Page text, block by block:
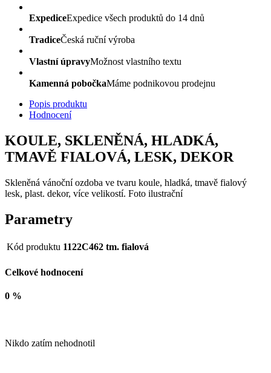
ExpediceExpedice všech produktů do 14 dnů
TradiceČeská ruční výroba
Vlastní úpravyMožnost vlastního textu
Kamenná pobočkaMáme podnikovou prodejnu
Popis produktu
Hodnocení
KOULE, SKLENĚNÁ, HLADKÁ,
TMAVĚ FIALOVÁ, LESK, DEKOR
Skleněná vánoční ozdoba ve tvaru koule, hladká, tmavě fialový
lesk, plast. dekor, více velikostí. Foto ilustrační
Parametry
Kód produktu 1122C462 tm. fialová
Celkové hodnocení
0 %
Nikdo zatím nehodnotil